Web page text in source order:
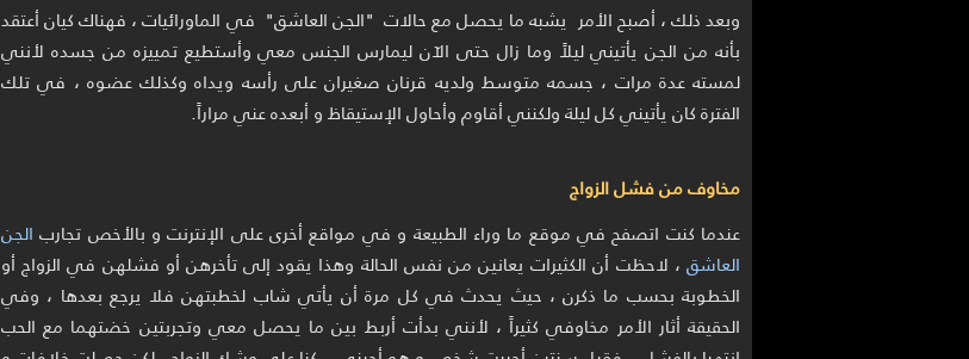
وبعد ذلك ، أصبح الأمر يشبه ما يحصل مع حالات "الجن العاشق" في الماورائيات ، فهناك كيان أعتقد
بأنه من الجن يأتيني ليلاً وما زال حتى الآن ليمارس الجنس معي وأستطيع تمييزه من جسده لأنني
لمسته عدة مرات ، جسمه متوسط ولديه قرنان صغيران على رأسه ويداه وكذلك عضوه ، في تلك
الفترة كان يأتيني كل ليلة ولكنني أقاوم وأحاول الإستيقاظ و أبعده عني مراراً.
مخاوف من فشل الزواج
عندما كنت اتصفح في موقع ما وراء الطبيعة و في مواقع أخرى على الإنترنت و بالأخص تجاربالجن
العاشق ، لاحظت أن الكثيرات يعانين من نفس الحالة وهذا يقود إلى تأخرهن أو فشلهن في الزواج أو
الخطوبة بحسب ما ذكرن ، حيث يحدث في كل مرة أن يأتي شاب لخطبتهن فلا يرجع بعدها ، وفي
الحقيقة أثار الأمر مخاوفي كثيراً ، لأنني بدأت أربط بين ما يحصل معي وتجربتين خضتهما مع الحب